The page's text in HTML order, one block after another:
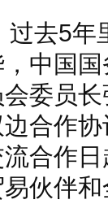
过去5年
中国
会委员
边合作
流合作
易伙伴